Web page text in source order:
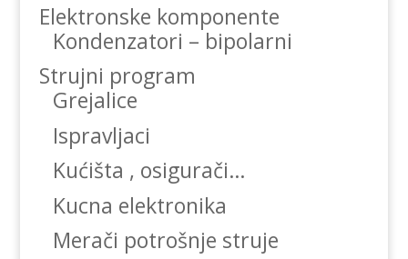
Elektronske komponente
Kondenzatori – bipolarni
Strujni program
Grejalice
Ispravljaci
Kućišta , osigurači…
Kucna elektronika
Merači potrošnje struje